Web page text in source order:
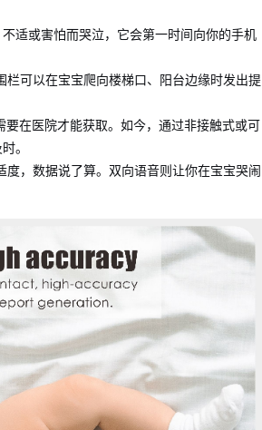
适或害怕而哭泣，它会第一时间向你的手机
可以在宝宝爬向楼梯口、阳台边缘时发出提
在医院才能获取。如今，通过非接触式或可
。
，数据说了算。双向语音则让你在宝宝哭闹